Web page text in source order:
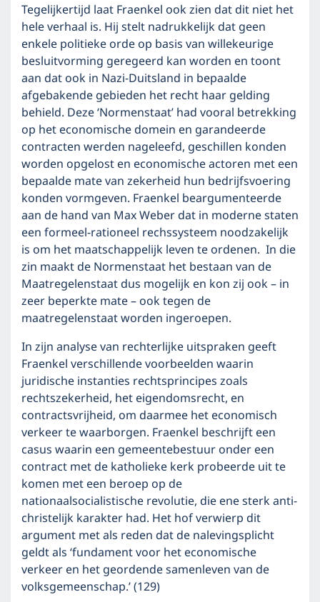
Tegelijkertijd laat Fraenkel ook zien dat dit niet het
hele verhaal is. Hij stelt nadrukkelijk dat geen
enkele politieke orde op basis van willekeurige
besluitvorming geregeerd kan worden en toont
aan dat ook in Nazi-Duitsland in bepaalde
afgebakende gebieden het recht haar gelding
behield. Deze ‘Normenstaat’ had vooral betrekking
op het economische domein en garandeerde
contracten werden nageleefd, geschillen konden
worden opgelost en economische actoren met een
bepaalde mate van zekerheid hun bedrijfsvoering
konden vormgeven. Fraenkel beargumenteerde
aan de hand van Max Weber dat in moderne staten
een formeel-rationeel rechssysteem noodzakelijk
is om het maatschappelijk leven te ordenen. In die
zin maakt de Normenstaat het bestaan van de
Maatregelenstaat dus mogelijk en kon zij ook – in
zeer beperkte mate – ook tegen de
maatregelenstaat worden ingeroepen.
In zijn analyse van rechterlijke uitspraken geeft
Fraenkel verschillende voorbeelden waarin
juridische instanties rechtsprincipes zoals
rechtszekerheid, het eigendomsrecht, en
contractsvrijheid, om daarmee het economisch
verkeer te waarborgen. Fraenkel beschrijft een
casus waarin een gemeentebestuur onder een
contract met de katholieke kerk probeerde uit te
komen met een beroep op de
nationaalsocialistische revolutie, die ene sterk anti-
christelijk karakter had. Het hof verwierp dit
argument met als reden dat de nalevingsplicht
geldt als ‘fundament voor het economische
verkeer en het geordende samenleven van de
volksgemeenschap.’ (129)